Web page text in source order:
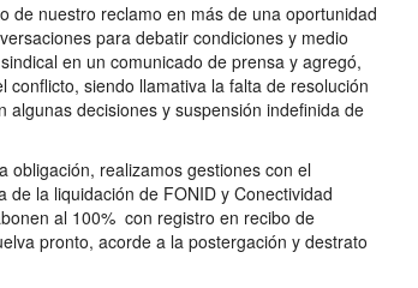
de nuestro reclamo en más de una oportunidad
para debatir condiciones y medio
en un comunicado de prensa y agregó,
siendo llamativa la falta de resolución
decisiones y suspensión indefinida de
obligación, realizamos gestiones con el
la liquidación de FONID y Conectividad
al 100% con registro en recibo de
pronto, acorde a la postergación y destrato